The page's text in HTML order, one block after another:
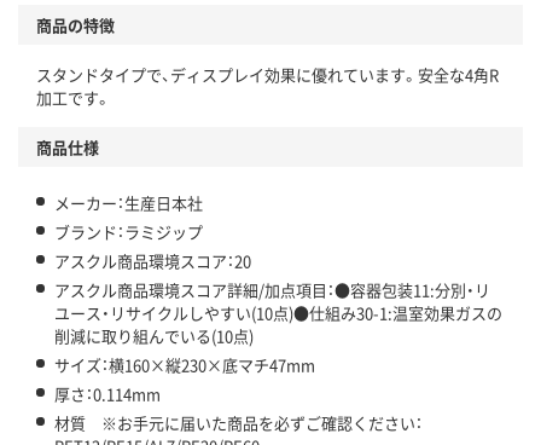
この商品の環境配慮ポイントです。下記商品詳細「
アスクル商品環境スコア詳細／加点項目
商品の特徴
スタンドタイプで、ディスプレイ効果に優れています。安全な4角R
加工です。
商品仕様
メーカー：生産日本社
ブランド：ラミジップ
アスクル商品環境スコア：20
アスクル商品環境スコア詳細/加点項目：●容器包装11:分別・リ
ユース・リサイクルしやすい(10点)●仕組み30-1:温室効果ガスの
削減に取り組んでいる(10点)
サイズ：横160×縦230×底マチ47mm
厚さ：0.114mm
材質 ※お手元に届いた商品を必ずご確認ください：